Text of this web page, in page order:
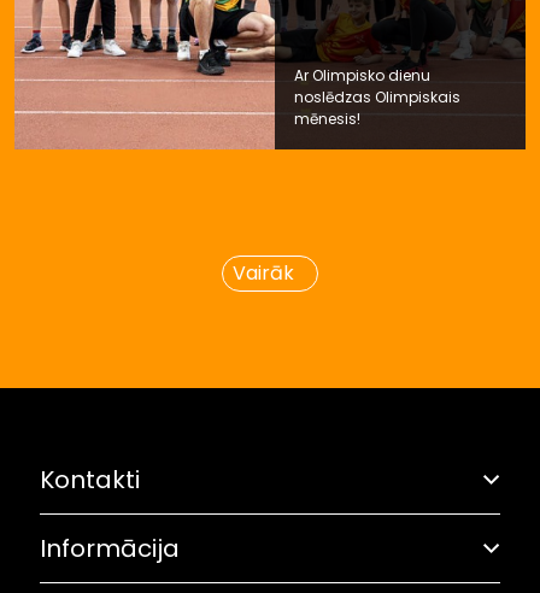
Ar Olimpisko dienu
noslēdzas Olimpiskais
mēnesis!
Vairāk
Kontakti
Adrese: Grostonas iela 6B, Rīga
Informācija